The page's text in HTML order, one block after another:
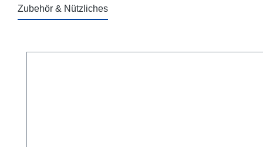
Zubehör & Nützliches